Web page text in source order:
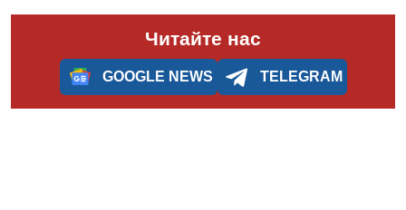
Читайте нас
GOOGLE NEWS TELEGRAM